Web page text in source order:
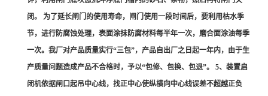
闭。 为了延长闸门的使用寿命，闸门使用一段时间后，要利用枯水季
节，进行防腐蚀处理，表面涂抹防腐材料每半年一次，磨合面涂油每季
一次。我厂对产品质量实行“三包”，产品自出厂之日起一年内，由于生
产质量问题造成产品不合格时，予以“包修、包换、包退”。 5、装置启
闭机依据闸口起吊中心线，找正中心使纵横向中心线误差不超越正负